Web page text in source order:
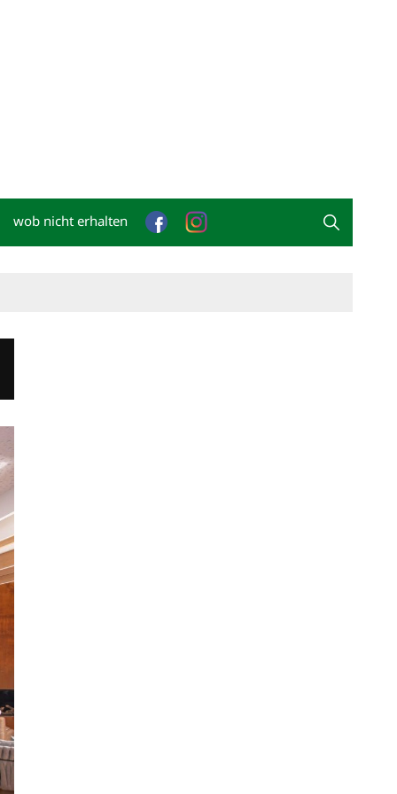
wob nicht erhalten